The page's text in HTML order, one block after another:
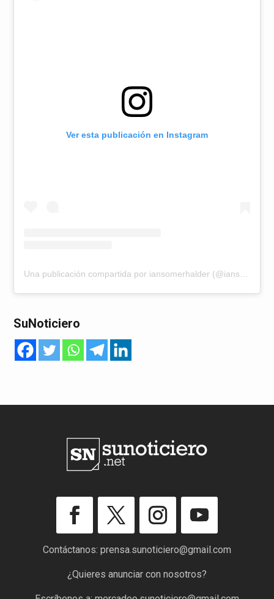
Ver esta publicación en Instagram
SuNoticiero
Contáctanos: prensa.sunoticiero@gmail.com
¿Quieres anunciar con nosotros?